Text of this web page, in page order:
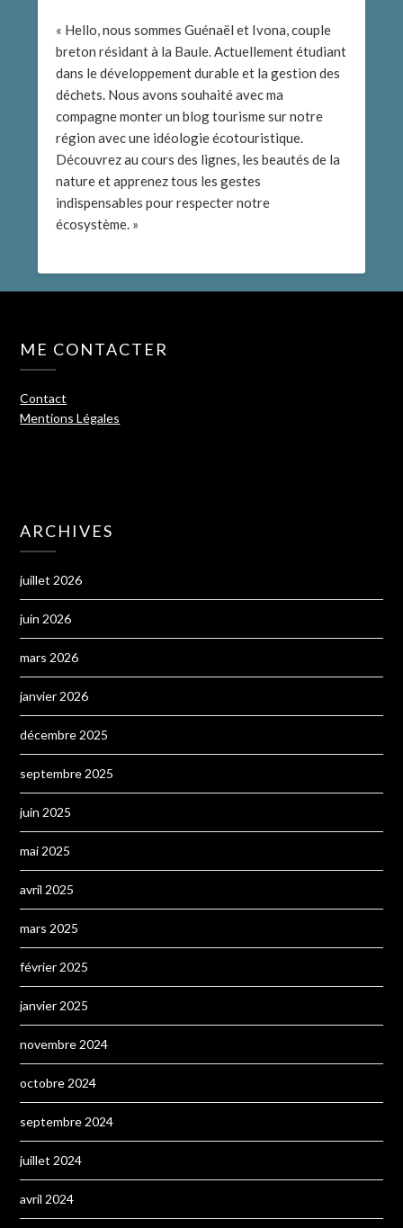
« Hello, nous sommes Guénaël et Ivona, couple
breton résidant à la Baule. Actuellement étudiant
dans le développement durable et la gestion des
déchets. Nous avons souhaité avec ma
compagne monter un blog tourisme sur notre
région avec une idéologie écotouristique.
Découvrez au cours des lignes, les beautés de la
nature et apprenez tous les gestes
indispensables pour respecter notre
écosystème. »
ME CONTACTER
Contact
Mentions Légales
ARCHIVES
juillet 2026
juin 2026
mars 2026
janvier 2026
décembre 2025
septembre 2025
juin 2025
mai 2025
avril 2025
mars 2025
février 2025
janvier 2025
novembre 2024
octobre 2024
septembre 2024
juillet 2024
avril 2024